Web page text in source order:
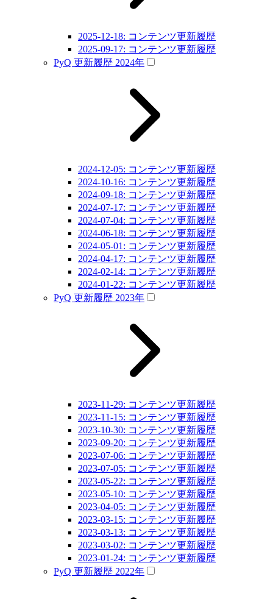
2025-12-18: コンテンツ更新履歴
2025-09-17: コンテンツ更新履歴
PyQ 更新履歴 2024年
2024-12-05: コンテンツ更新履歴
2024-10-16: コンテンツ更新履歴
2024-09-18: コンテンツ更新履歴
2024-07-17: コンテンツ更新履歴
2024-07-04: コンテンツ更新履歴
2024-06-18: コンテンツ更新履歴
2024-05-01: コンテンツ更新履歴
2024-04-17: コンテンツ更新履歴
2024-02-14: コンテンツ更新履歴
2024-01-22: コンテンツ更新履歴
PyQ 更新履歴 2023年
2023-11-29: コンテンツ更新履歴
2023-11-15: コンテンツ更新履歴
2023-10-30: コンテンツ更新履歴
2023-09-20: コンテンツ更新履歴
2023-07-06: コンテンツ更新履歴
2023-07-05: コンテンツ更新履歴
2023-05-22: コンテンツ更新履歴
2023-05-10: コンテンツ更新履歴
2023-04-05: コンテンツ更新履歴
2023-03-15: コンテンツ更新履歴
2023-03-13: コンテンツ更新履歴
2023-03-02: コンテンツ更新履歴
2023-01-24: コンテンツ更新履歴
PyQ 更新履歴 2022年